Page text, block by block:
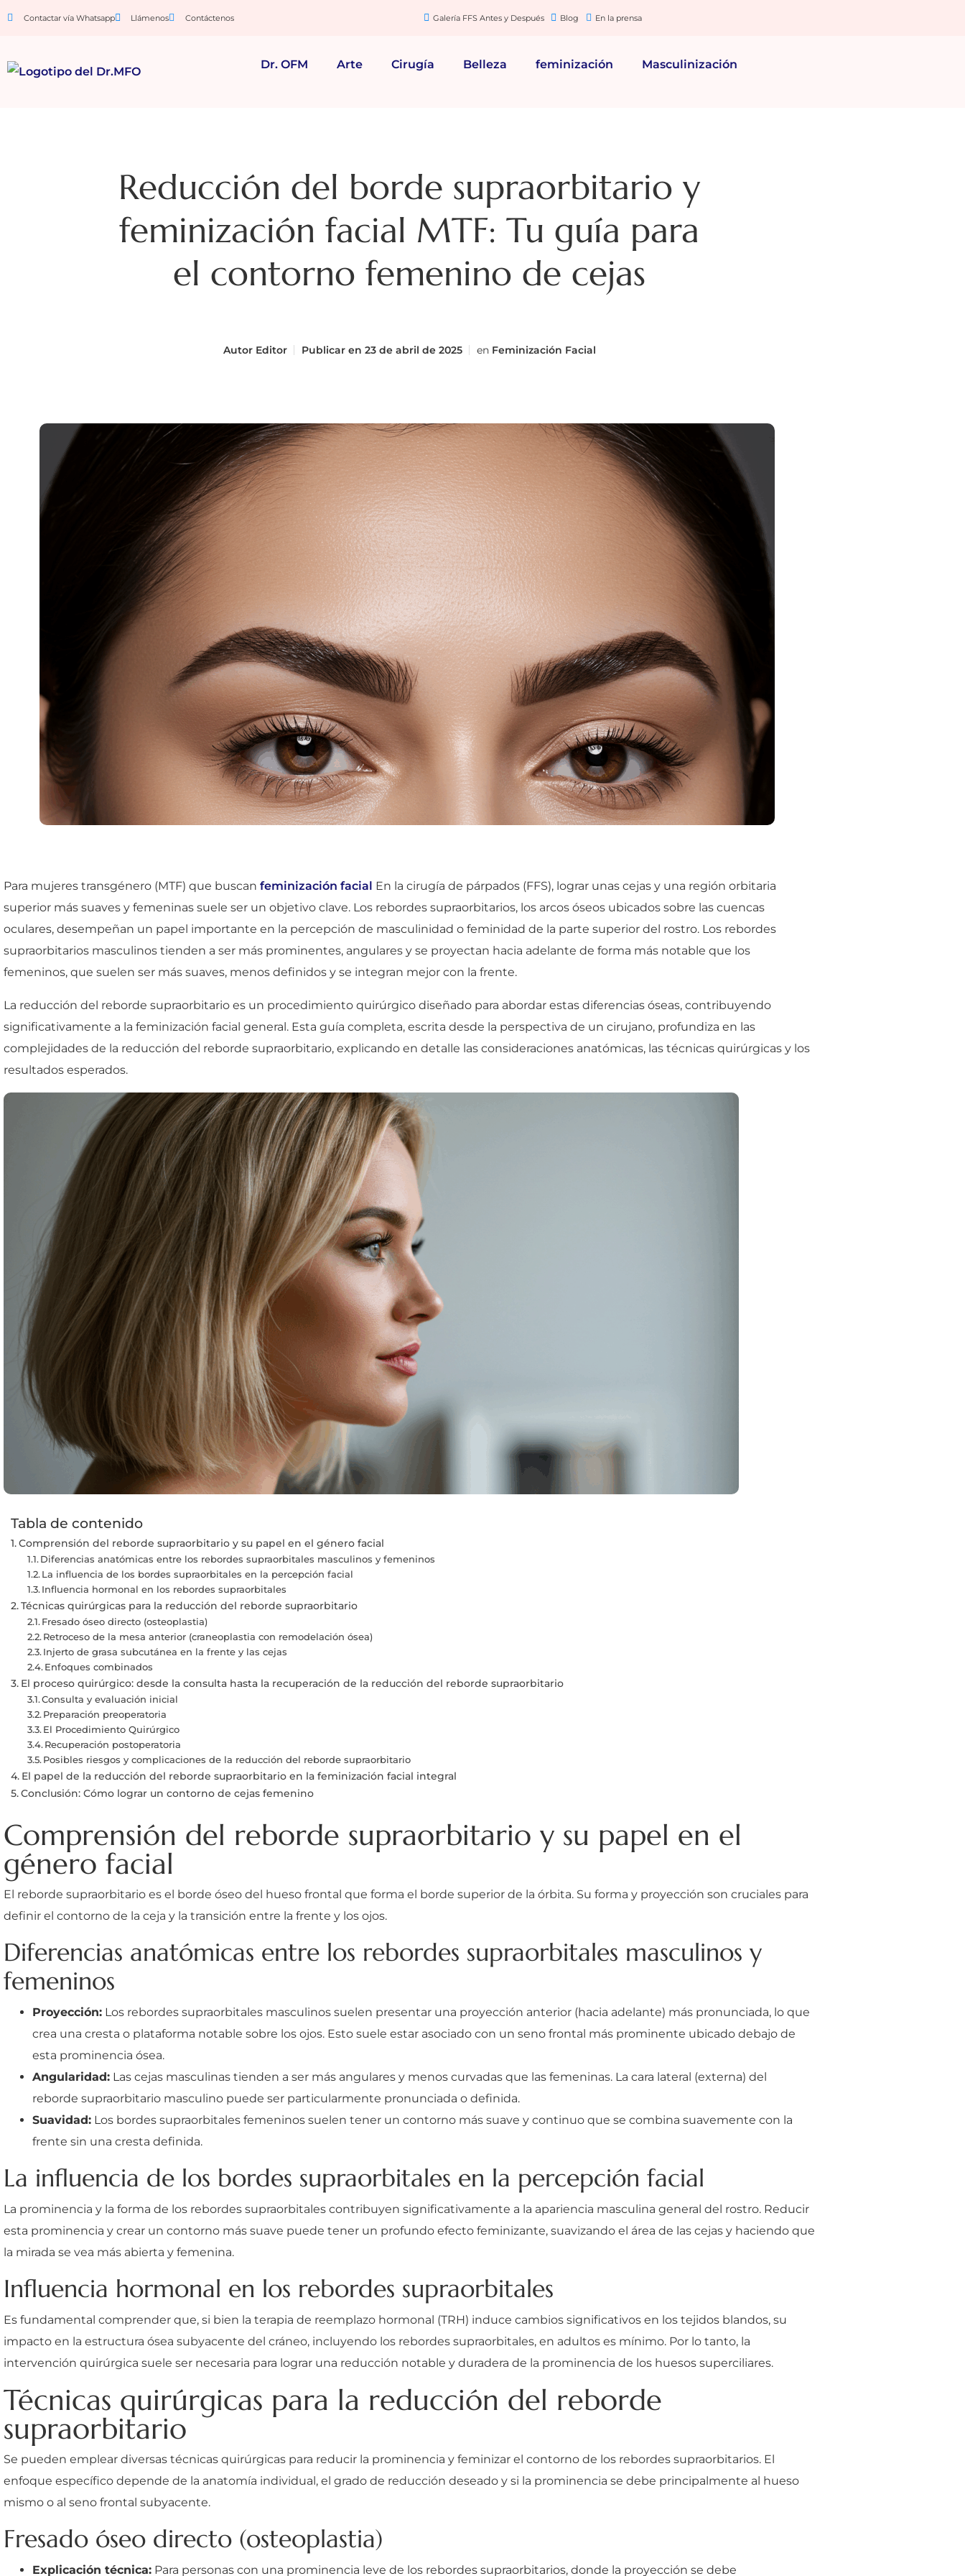
Contactar vía Whatsapp Llámenos Contáctenos Galería FFS Antes y Después Blog En la prensa
Dr. OFM Arte Cirugía Belleza feminización Masculinización
Reducción del borde supraorbitario y
feminización facial MTF: Tu guía para
el contorno femenino de cejas
AutorEditor Publicar en 23 de abril de 2025 en Feminización Facial
Para mujeres transgénero (MTF) que buscan feminización facial En la cirugía de párpados (FFS), lograr unas cejas y una región orbitaria
superior más suaves y femeninas suele ser un objetivo clave. Los rebordes supraorbitarios, los arcos óseos ubicados sobre las cuencas
oculares, desempeñan un papel importante en la percepción de masculinidad o feminidad de la parte superior del rostro. Los rebordes
supraorbitarios masculinos tienden a ser más prominentes, angulares y se proyectan hacia adelante de forma más notable que los
femeninos, que suelen ser más suaves, menos definidos y se integran mejor con la frente.
La reducción del reborde supraorbitario es un procedimiento quirúrgico diseñado para abordar estas diferencias óseas, contribuyendo
significativamente a la feminización facial general. Esta guía completa, escrita desde la perspectiva de un cirujano, profundiza en las
complejidades de la reducción del reborde supraorbitario, explicando en detalle las consideraciones anatómicas, las técnicas quirúrgicas y los
resultados esperados.
Tabla de contenido
Comprensión del reborde supraorbitario y su papel en el género facial
Diferencias anatómicas entre los rebordes supraorbitales masculinos y femeninos
La influencia de los bordes supraorbitales en la percepción facial
Influencia hormonal en los rebordes supraorbitales
Técnicas quirúrgicas para la reducción del reborde supraorbitario
Fresado óseo directo (osteoplastia)
Retroceso de la mesa anterior (craneoplastia con remodelación ósea)
Injerto de grasa subcutánea en la frente y las cejas
Enfoques combinados
El proceso quirúrgico: desde la consulta hasta la recuperación de la reducción del reborde supraorbitario
Consulta y evaluación inicial
Preparación preoperatoria
El Procedimiento Quirúrgico
Recuperación postoperatoria
Posibles riesgos y complicaciones de la reducción del reborde supraorbitario
El papel de la reducción del reborde supraorbitario en la feminización facial integral
Conclusión: Cómo lograr un contorno de cejas femenino
Comprensión del reborde supraorbitario y su papel en el
género facial
El reborde supraorbitario es el borde óseo del hueso frontal que forma el borde superior de la órbita. Su forma y proyección son cruciales para
definir el contorno de la ceja y la transición entre la frente y los ojos.
Diferencias anatómicas entre los rebordes supraorbitales masculinos y
femeninos
Proyección: Los rebordes supraorbitales masculinos suelen presentar una proyección anterior (hacia adelante) más pronunciada, lo que
crea una cresta o plataforma notable sobre los ojos. Esto suele estar asociado con un seno frontal más prominente ubicado debajo de
esta prominencia ósea.
Angularidad: Las cejas masculinas tienden a ser más angulares y menos curvadas que las femeninas. La cara lateral (externa) del
reborde supraorbitario masculino puede ser particularmente pronunciada o definida.
Suavidad: Los bordes supraorbitales femeninos suelen tener un contorno más suave y continuo que se combina suavemente con la
frente sin una cresta definida.
La influencia de los bordes supraorbitales en la percepción facial
La prominencia y la forma de los rebordes supraorbitales contribuyen significativamente a la apariencia masculina general del rostro. Reducir
esta prominencia y crear un contorno más suave puede tener un profundo efecto feminizante, suavizando el área de las cejas y haciendo que
la mirada se vea más abierta y femenina.
Influencia hormonal en los rebordes supraorbitales
Es fundamental comprender que, si bien la terapia de reemplazo hormonal (TRH) induce cambios significativos en los tejidos blandos, su
impacto en la estructura ósea subyacente del cráneo, incluyendo los rebordes supraorbitales, en adultos es mínimo. Por lo tanto, la
intervención quirúrgica suele ser necesaria para lograr una reducción notable y duradera de la prominencia de los huesos superciliares.
Técnicas quirúrgicas para la reducción del reborde
supraorbitario
Se pueden emplear diversas técnicas quirúrgicas para reducir la prominencia y feminizar el contorno de los rebordes supraorbitarios. El
enfoque específico depende de la anatomía individual, el grado de reducción deseado y si la prominencia se debe principalmente al hueso
mismo o al seno frontal subyacente.
Fresado óseo directo (osteoplastia)
Explicación técnica: Para personas con una prominencia leve de los rebordes supraorbitarios, donde la proyección se debe